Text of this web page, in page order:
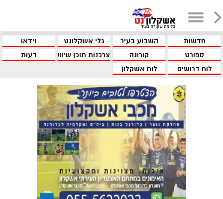
חדשות השבוע בעיר גלי אשקלונט
וידאו
ספורט
קורונה צרכנות תוכן שיווקי
דעות
לוח דרושים
לוח אשקלון